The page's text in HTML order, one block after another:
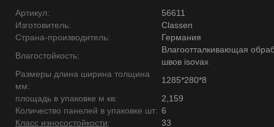
Артикул:
56611
Изготовитель:
Classen
Страна-производитель:
Германия
Влагостойкость:
Влагоотталкивающая
швов isovax
Размеры длина ширина толщина
мм:
1285*280*8
площадь в упаковке м кв:
2,159
Количество панелей в упаковке шт: 6
Класс износостойкости:
33